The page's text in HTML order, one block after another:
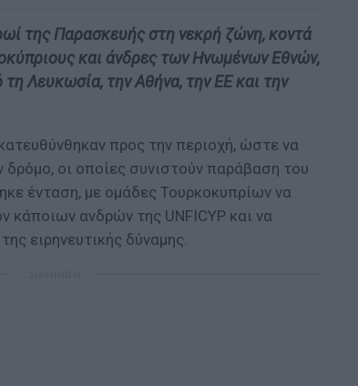
της Παρασκευής στη νεκρή ζώνη, κοντά
και άνδρες των Ηνωμένων Εθνών,
Λευκωσία, την Αθήνα, την ΕΕ και την
προς την περιοχή, ώστε να
δρόμο, οι οποίες συνιστούν παράβαση του
ένταση, με ομάδες Τουρκοκυπρίων να
κάποιων ανδρών της UNFICYP και να
ειρηνευτικής δύναμης.